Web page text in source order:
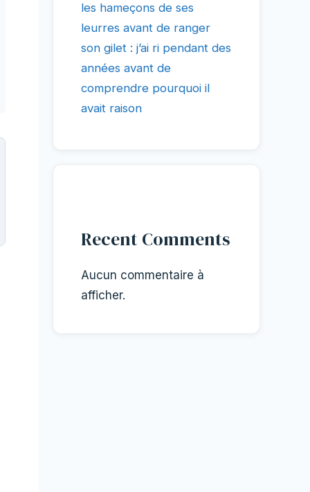
les hameçons de ses
leurres avant de ranger
son gilet : j’ai ri pendant des
années avant de
comprendre pourquoi il
avait raison
Recent Comments
Aucun commentaire à
afficher.